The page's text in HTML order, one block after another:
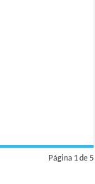
Página 1 de 5